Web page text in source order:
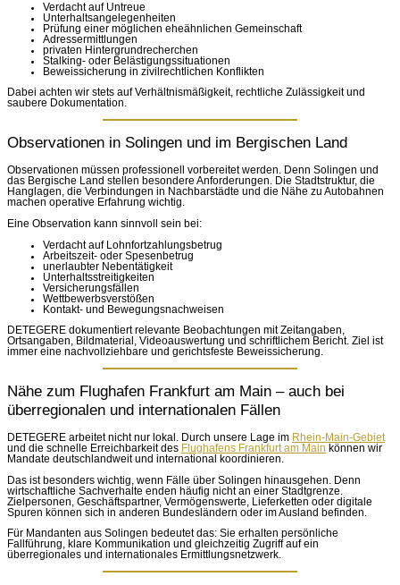
Verdacht auf Untreue
Unterhaltsangelegenheiten
Prüfung einer möglichen eheähnlichen Gemeinschaft
Adressermittlungen
privaten Hintergrundrecherchen
Stalking- oder Belästigungssituationen
Beweissicherung in zivilrechtlichen Konflikten
Dabei achten wir stets auf Verhältnismäßigkeit, rechtliche Zulässigkeit und
saubere Dokumentation.
Observationen in Solingen und im Bergischen Land
Observationen müssen professionell vorbereitet werden. Denn Solingen und
das Bergische Land stellen besondere Anforderungen. Die Stadtstruktur, die
Hanglagen, die Verbindungen in Nachbarstädte und die Nähe zu Autobahnen
machen operative Erfahrung wichtig.
Eine Observation kann sinnvoll sein bei:
Verdacht auf Lohnfortzahlungsbetrug
Arbeitszeit- oder Spesenbetrug
unerlaubter Nebentätigkeit
Unterhaltsstreitigkeiten
Versicherungsfällen
Wettbewerbsverstößen
Kontakt- und Bewegungsnachweisen
DETEGERE dokumentiert relevante Beobachtungen mit Zeitangaben,
Ortsangaben, Bildmaterial, Videoauswertung und schriftlichem Bericht. Ziel ist
immer eine nachvollziehbare und gerichtsfeste Beweissicherung.
Nähe zum Flughafen Frankfurt am Main – auch bei
überregionalen und internationalen Fällen
DETEGERE arbeitet nicht nur lokal. Durch unsere Lage im Rhein-Main-Gebiet
und die schnelle Erreichbarkeit des Flughafens Frankfurt am Main können wir
Mandate deutschlandweit und international koordinieren.
Das ist besonders wichtig, wenn Fälle über Solingen hinausgehen. Denn
wirtschaftliche Sachverhalte enden häufig nicht an einer Stadtgrenze.
Zielpersonen, Geschäftspartner, Vermögenswerte, Lieferketten oder digitale
Spuren können sich in anderen Bundesländern oder im Ausland befinden.
Für Mandanten aus Solingen bedeutet das: Sie erhalten persönliche
Fallführung, klare Kommunikation und gleichzeitig Zugriff auf ein
überregionales und internationales Ermittlungsnetzwerk.